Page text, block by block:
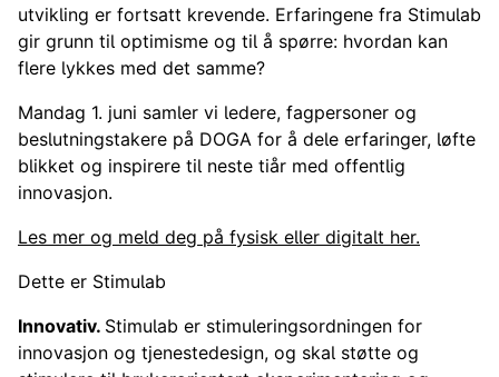
utvikling er fortsatt krevende. Erfaringene fra Stimulab
gir grunn til optimisme og til å spørre: hvordan kan
flere lykkes med det samme?
Mandag 1. juni samler vi ledere, fagpersoner og
beslutningstakere på DOGA for å dele erfaringer, løfte
blikket og inspirere til neste tiår med offentlig
innovasjon.
Les mer og meld deg på fysisk eller digitalt her.
Dette er Stimulab
Innovativ. Stimulab er stimuleringsordningen for
innovasjon og tjenestedesign, og skal støtte og